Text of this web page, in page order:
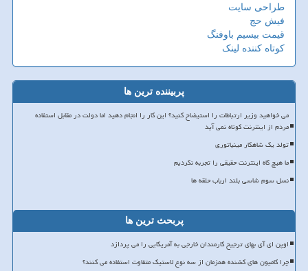
طراحی سایت
فیش حج
قیمت بیسیم باوفنگ
کوتاه کننده لینک
پربیننده ترین ها
می خواهید وزیر ارتباطات را استیضاح کنید؟ این کار را انجام دهید اما دولت در مقابل استفاده
مردم از اینترنت کوتاه نمی آید
تولد یک شاهکار مینیاتوری
ما هیچ گاه اینترنت حقیقی را تجربه نکردیم
نسل سوم شاسی بلند ارباب حلقه ها
پربحث ترین ها
اوپن ای آی بهای ترجیح کارمندان خارجی به آمریکایی را می پردازد
چرا کامیون های کشنده همزمان از سه نوع لاستیک متفاوت استفاده می کنند؟